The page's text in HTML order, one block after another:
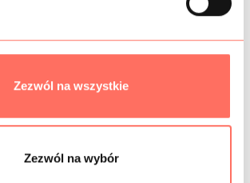
Zezwól na wszystkie
Zezwól na wybór
produkty